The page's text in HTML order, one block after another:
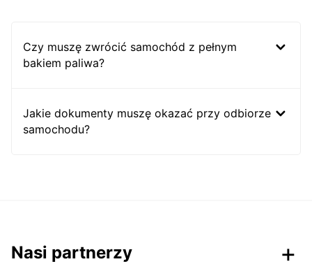
Czy muszę zwrócić samochód z pełnym
bakiem paliwa?
Jakie dokumenty muszę okazać przy odbiorze
samochodu?
Nasi partnerzy